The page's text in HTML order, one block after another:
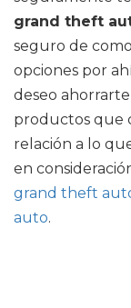
grand theft
seguro de
opciones por
deseo
productos que
relación a lo
en
grand theft
auto.